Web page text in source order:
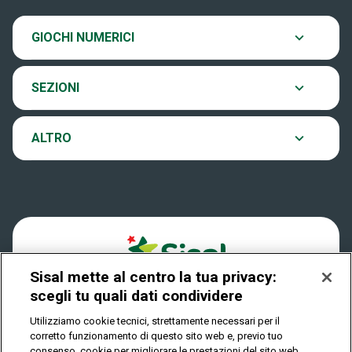
GIOCHI NUMERICI
Eurojackpot
VinciCasa
Play Your Date
SEZIONI
Ultima estrazione
Archivio estrazioni
Verifica vincite
ALTRO
Contatti
Notifiche
Privacy
Sisal mette al centro la tua privacy:
scegli tu quali dati condividere
Utilizziamo cookie tecnici, strettamente necessari per il
corretto funzionamento di questo sito web e, previo tuo